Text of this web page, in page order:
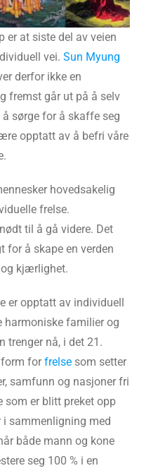
er at siste del av veien
vei. Sun Myung
derfor ikke en
fremst går ut på å selv
sørge for å skaffe seg
opptatt av å befri våre
hovedsakelig
frelse.
til å gå videre. Det
for å skape en verden
kjærlighet.
er opptatt av individuell
harmoniske familier og
trenger nå, i det 21.
form forfrelse som setter
samfunn og nasjoner fri
som er blitt preket opp
i sammenligning med
både mann og kone
seg 100 % i en